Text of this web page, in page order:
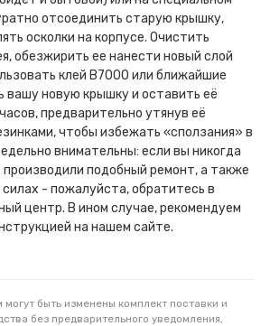
отсоединить старую крышку,
осколки на корпусе. Очистить
обезжирить ее нанести новый слой
клей B7000 или ближайшие
вашу новую крышку и оставить её
предварительно утянув её
чтобы избежать «сползания» в
внимательны: если вы никогда
подобный ремонт, а также
- пожалуйста, обратитесь в
центр. В ином случае, рекомендуем
на нашем сайте.
быть изменены комплект поставки и
без предварительного уведомления,